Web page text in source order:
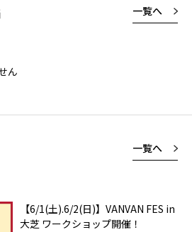
一覧へ
ん
一覧へ
【6/1(土).6/2(日)】VANVAN FES in
大芝 ワークショップ開催！